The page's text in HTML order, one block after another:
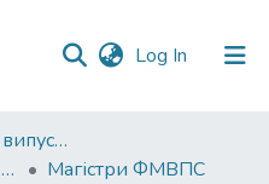
Log In (current)
01. Кваліфікаційні випускні роботи здобувачів вищої освіти
Факультет міжнародних відносин, політології та соціології
Магістри ФМВПС